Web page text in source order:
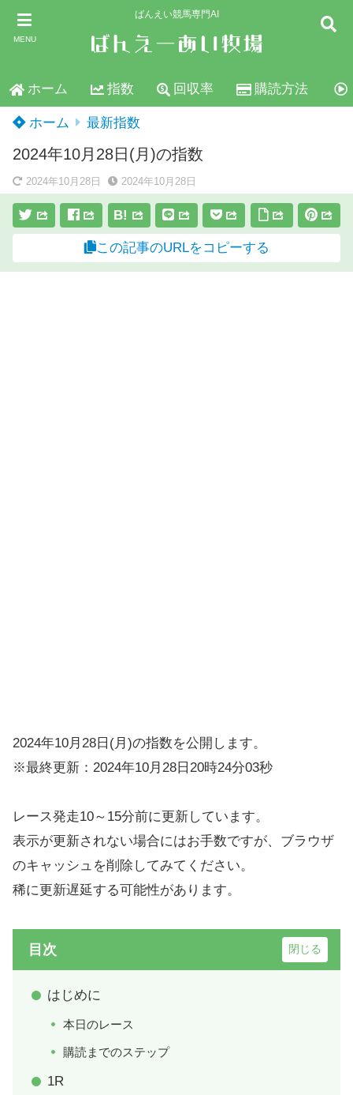
MENU
ばんえい競馬専門AI
ホーム 指数 回収率 購読方法
ホーム 最新指数
2024年10月28日(月)の指数
2024年10月28日 2024年10月28日
B!
この記事のURLをコピーする
2024年10月28日(月)の指数を公開します。
※最終更新：2024年10月28日20時24分03秒
レース発走10～15分前に更新しています。
表示が更新されない場合にはお手数ですが、ブラウザ
のキャッシュを削除してみてください。
稀に更新遅延する可能性があります。
目次
はじめに
本日のレース
購読までのステップ
1R